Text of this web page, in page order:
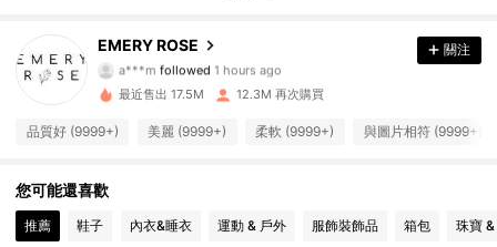
EMERY ROSE
a***m followed 1 hours ago
l***o 正在瀏覽
4.86
1.8M 追蹤者
關注
最近售出 17.5M 12.3M 再次購買
品質好 (9999+) 美麗 (9999+) 柔軟 (9999+) 與圖片相符 (9999+)
您可能還喜歡
推薦 鞋子 內衣&睡衣 運動 & 戶外 服飾裝飾品 箱包 珠寶